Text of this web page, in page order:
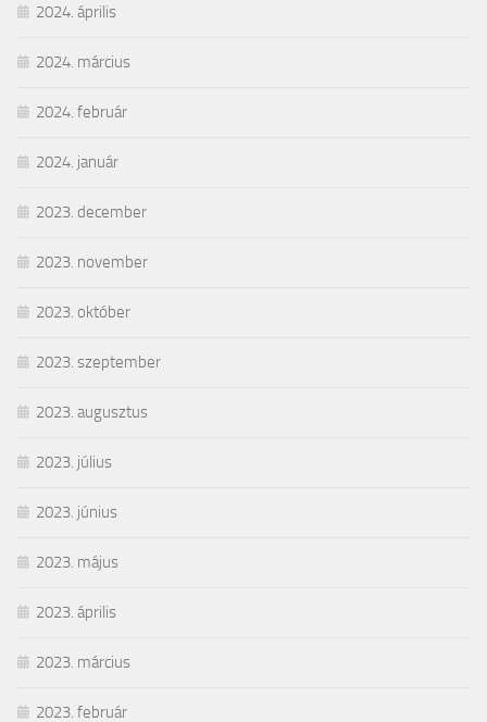
2024. április
2024. március
2024. február
2024. január
2023. december
2023. november
2023. október
2023. szeptember
2023. augusztus
2023. július
2023. június
2023. május
2023. április
2023. március
2023. február